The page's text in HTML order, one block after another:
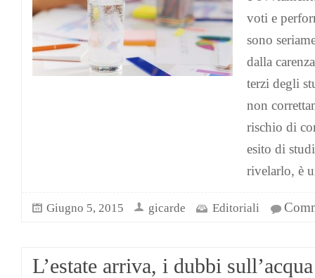
voti e
sono
dalla
terzi degli
non
rischio di
esito di
rivelarlo, è
Giugno 5, 2015 gicarde Editoriali
L’estate arriva, i dubbi